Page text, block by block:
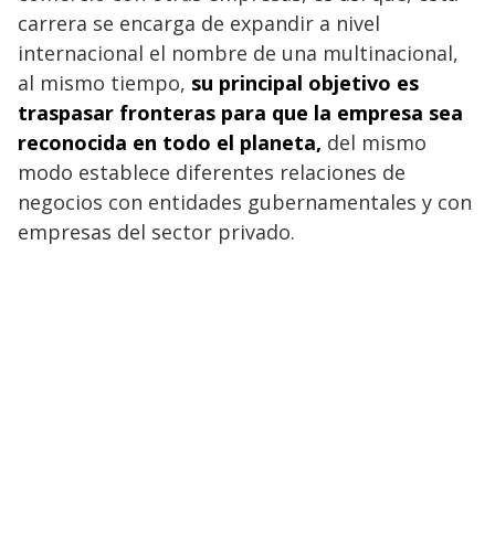
carrera se encarga de expandir a nivel
internacional el nombre de una multinacional,
al mismo tiempo, su principal objetivo es
traspasar fronteras para que la empresa sea
reconocida en todo el planeta, del mismo
modo establece diferentes relaciones de
negocios con entidades gubernamentales y con
empresas del sector privado.